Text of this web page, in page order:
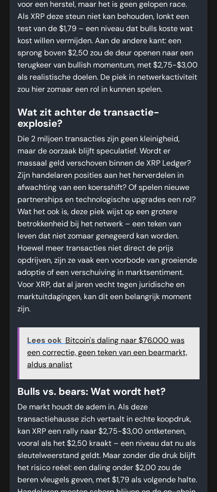
voor een herstel, maar het is geen gelopen race.
Als XRP deze steun niet kan behouden, lonkt een
test van de $1,79 – een niveau dat bulls koste wat
kost willen vermijden. Aan de andere kant: een
sprong boven $2,50 zou de deur openen naar een
terugkeer van bullish momentum, met $2,75-$3,00
als realistische doelen. De piek in netwerkactiviteit
zou hier zomaar een rol in kunnen spelen.
Wat zit achter de transactie-
explosie?
Die 2 miljoen transacties zijn geen kleinigheid,
maar de oorzaak blijft speculatief. Wordt er
massaal geld verschoven binnen de XRP Ledger?
Zijn handelaren posities aan het herverdelen in
afwachting van een koersshift? Of spelen nieuwe
partnerships en technologische upgrades een rol?
Wat het ook is, deze piek wijst op een grotere
betrokkenheid bij het netwerk – een teken van
leven dat niet zomaar genegeerd kan worden.
Hoewel meer transacties niet direct de prijs
opdrijven, zijn ze vaak een voorbode van groeiende
adoptie of een verschuiving in marktsentiment.
Voor XRP, dat al jaren vecht tegen juridische en
marktuitdagingen, kan dit een belangrijk moment
zijn.
Lees ook
Bitcoin's daling naar $76.000 was
een correctie, geen teken van een bearmarkt,
aldus analist
Bulls vs. bears: Wat wordt het?
De markt houdt de adem in. Als deze
transactiehausse zich vertaalt in echte koopdruk,
kan XRP een rally naar $2,75-$3,00 ontketenen,
vooral als het $2,50 kraakt – een niveau dat nu als
sleutelweerstand geldt. Maar zonder die druk blijft
het risico reëel: een daling onder $2,00 zou de
beren vleugels geven, met $1,79 als volgende halte.